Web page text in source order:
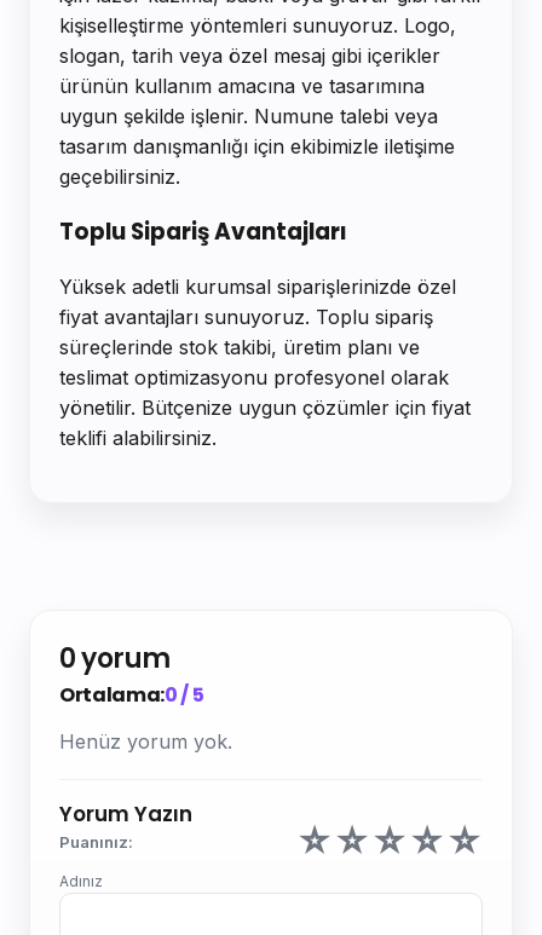
kişiselleştirme yöntemleri sunuyoruz. Logo,
slogan, tarih veya özel mesaj gibi içerikler
ürünün kullanım amacına ve tasarımına
uygun şekilde işlenir. Numune talebi veya
tasarım danışmanlığı için ekibimizle iletişime
geçebilirsiniz.
Toplu Sipariş Avantajları
Yüksek adetli kurumsal siparişlerinizde özel
fiyat avantajları sunuyoruz. Toplu sipariş
süreçlerinde stok takibi, üretim planı ve
teslimat optimizasyonu profesyonel olarak
yönetilir. Bütçenize uygun çözümler için fiyat
teklifi alabilirsiniz.
0 yorum
Ortalama:0 / 5
Henüz yorum yok.
Yorum Yazın
Puanınız: ☆☆☆☆☆
Adınız